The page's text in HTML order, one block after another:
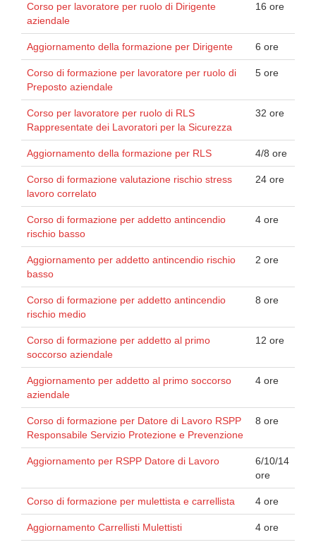
Corso per lavoratore per ruolo di Dirigente
aziendale
16 ore
Aggiornamento della formazione per Dirigente 6 ore
Corso di formazione per lavoratore per ruolo di
Preposto aziendale
5 ore
Corso per lavoratore per ruolo di RLS
Rappresentate dei Lavoratori per la Sicurezza
32 ore
Aggiornamento della formazione per RLS 4/8 ore
Corso di formazione valutazione rischio stress
lavoro correlato
24 ore
Corso di formazione per addetto antincendio
rischio basso
4 ore
Aggiornamento per addetto antincendio rischio
basso
2 ore
Corso di formazione per addetto antincendio
rischio medio
8 ore
Corso di formazione per addetto al primo
soccorso aziendale
12 ore
Aggiornamento per addetto al primo soccorso
aziendale
4 ore
Corso di formazione per Datore di Lavoro RSPP
Responsabile Servizio Protezione e Prevenzione
8 ore
Aggiornamento per RSPP Datore di Lavoro
6/10/14
ore
Corso di formazione per mulettista e carrellista 4 ore
Aggiornamento Carrellisti Mulettisti 4 ore